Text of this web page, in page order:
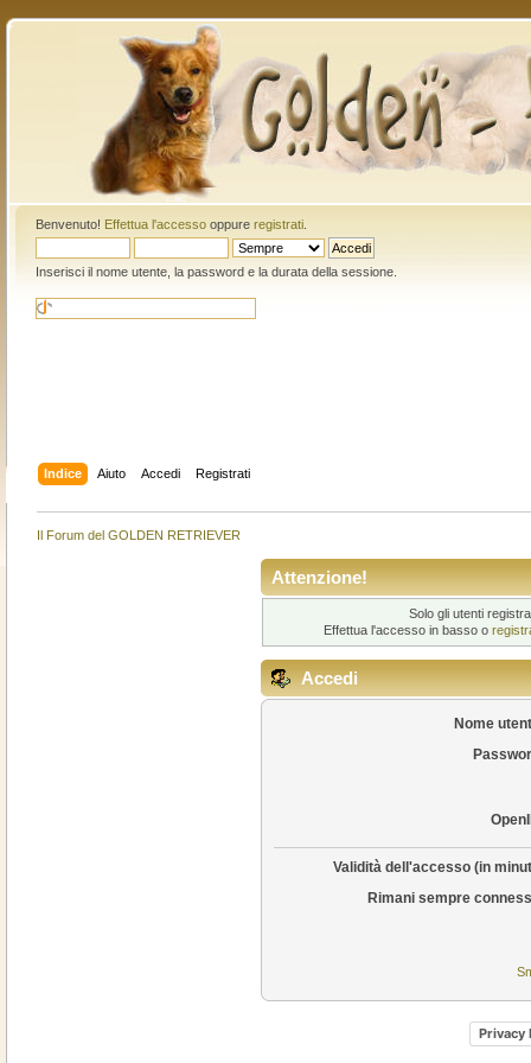
Benvenuto! Effettua l'accessooppure registrati.
Inserisci il nome utente, la password e la durata della sessione.
Indice Aiuto Accedi Registrati
Il Forum del GOLDEN RETRIEVER
Attenzione!
Solo gli utenti
Effettua l'accesso in basso o
Accedi
Nome
Validità dell'accesso (in
Rimani sempre
Privacy